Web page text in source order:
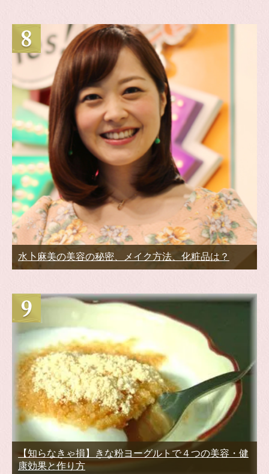
水卜麻美の美容の秘密、メイク方法、化粧品は？
【知らなきゃ損】きな粉ヨーグルトで４つの美容・健
康効果と作り方